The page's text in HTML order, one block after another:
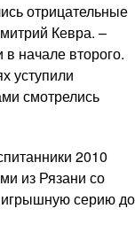
отрицательные
Кевра. –
начале второго.
уступили
смотрелись
2010
из Рязани со
серию до